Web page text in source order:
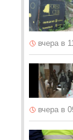
вчера в
вчера в